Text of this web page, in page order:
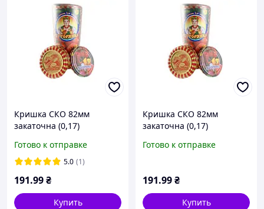
Кришка СКО 82мм
закаточна (0,17)
(лак/лак) ТМ АВЕСТА
Готово к отправке
5.0 (1)
191.99₴
Купить
Кришка СКО 82мм
закаточна (0,17)
(лак/лак) ТМ АВЕСТА
Готово к отправке
191.99₴
Купить